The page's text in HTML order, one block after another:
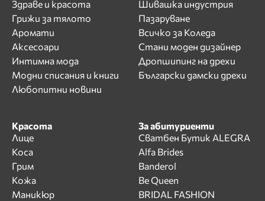
Здраве и красота
Грижи за тялото
Аромати
Аксесоари
Интимна мода
Модни списания и книги
Любопитни новини
Шивашка индустрия
Пазаруване
Всичко за Коледа
Стани моден дизайнер
Дропшипинг на дрехи
Български дамски дрехи
Красота
Лице
Коса
Грим
Кожа
Маникюр
За абитуриенти
Сватбен Бутик ALEGRA
Alfa Brides
Banderol
Be Queen
BRIDAL FASHION